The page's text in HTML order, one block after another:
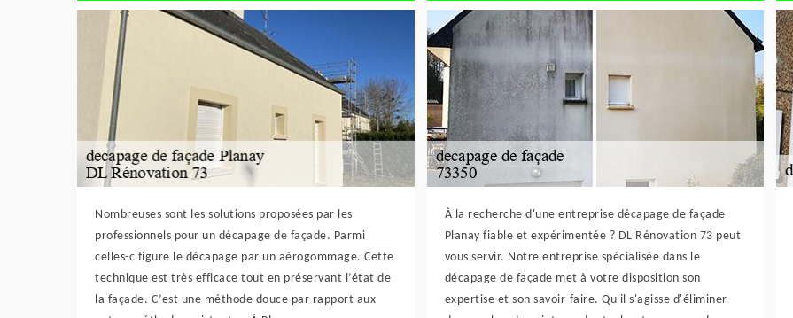
Nombreuses sont les solutions proposées par les
professionnels pour un décapage de façade. Parmi
celles-c figure le décapage par un aérogommage. Cette
technique est très efficace tout en préservant l’état de
la façade. C’est une méthode douce par rapport aux
À la recherche d'une entreprise décapage de façade
Planay fiable et expérimentée ? DL Rénovation 73 peut
vous servir. Notre entreprise spécialisée dans le
décapage de façade met à votre disposition son
expertise et son savoir-faire. Qu'il s'agisse d'éliminer